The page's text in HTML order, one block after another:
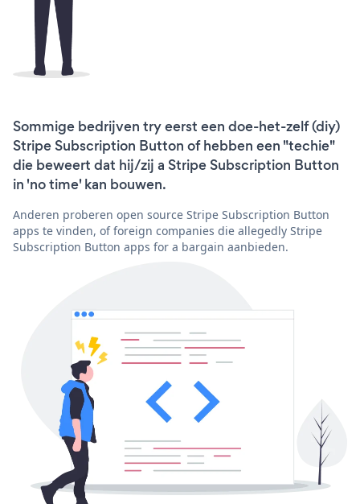
Sommige bedrijven try eerst een doe-het-zelf (diy)
Stripe Subscription Button of hebben een "techie"
die beweert dat hij/zij a Stripe Subscription Button
in 'no time' kan bouwen.
Anderen proberen open source Stripe Subscription Button
apps te vinden, of foreign companies die allegedly Stripe
Subscription Button apps for a bargain aanbieden.